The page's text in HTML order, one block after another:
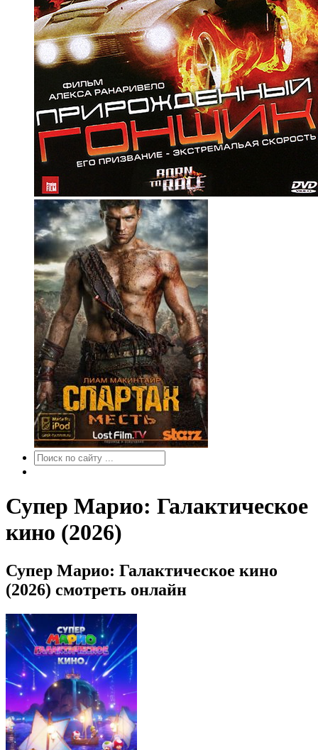
Супер Марио: Галактическое
кино (2026)
Супер Марио: Галактическое кино
(2026) смотреть онлайн